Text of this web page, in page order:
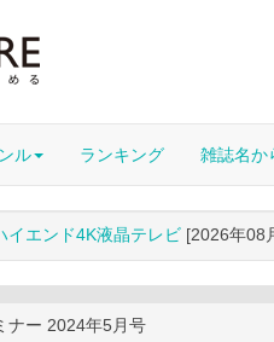
ル ランキング 雑誌名か
イエンド4K液晶テレビ [2026年08
ナー 2024年5月号